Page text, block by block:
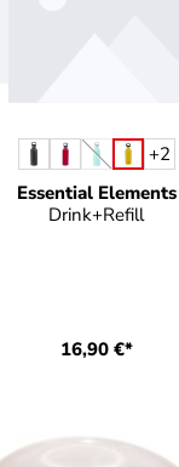
Essential Elements
Drink+Refill
Farbe(Diese
+2
16,90 €*